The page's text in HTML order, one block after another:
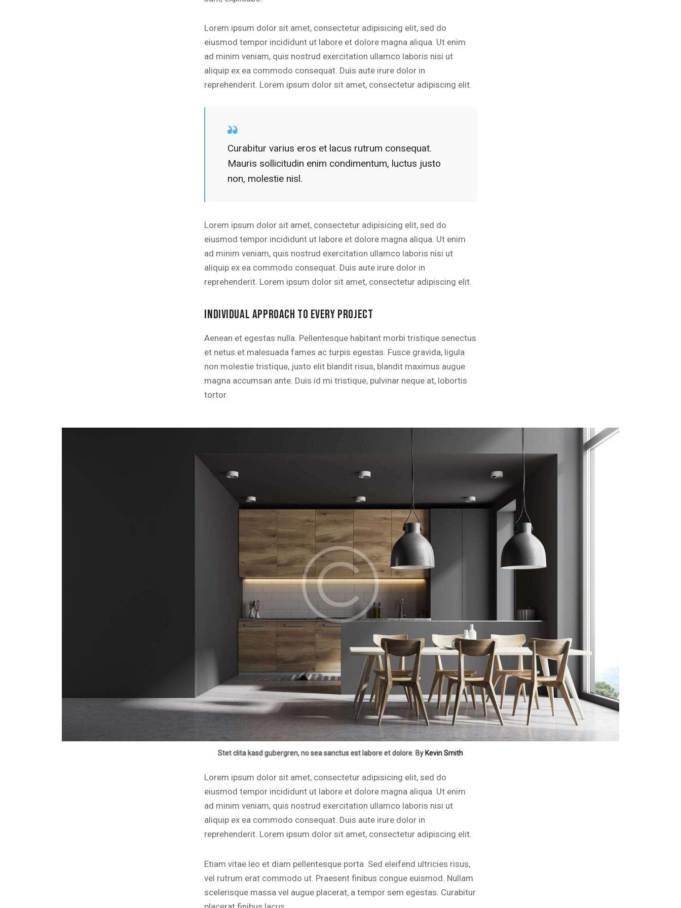
Lorem ipsum dolor sit amet, consectetur adipisicing elit, sed do
eiusmod tempor incididunt ut labore et dolore magna aliqua. Ut enim
ad minim veniam, quis nostrud exercitation ullamco laboris nisi ut
aliquip ex ea commodo consequat. Duis aute irure dolor in
reprehenderit. Lorem ipsum dolor sit amet, consectetur adipiscing elit.
Curabitur varius eros et lacus rutrum consequat.
Mauris sollicitudin enim condimentum, luctus justo
non, molestie nisl.
Lorem ipsum dolor sit amet, consectetur adipisicing elit, sed do
eiusmod tempor incididunt ut labore et dolore magna aliqua. Ut enim
ad minim veniam, quis nostrud exercitation ullamco laboris nisi ut
aliquip ex ea commodo consequat. Duis aute irure dolor in
reprehenderit. Lorem ipsum dolor sit amet, consectetur adipiscing elit.
INDIVIDUAL APPROACH TO EVERY PROJECT
Aenean et egestas nulla. Pellentesque habitant morbi tristique senectus
et netus et malesuada fames ac turpis egestas. Fusce gravida, ligula
non molestie tristique, justo elit blandit risus, blandit maximus augue
magna accumsan ante. Duis id mi tristique, pulvinar neque at, lobortis
tortor.
Stet clita kasd gubergren, no sea sanctus est labore et dolore. By Kevin Smith
Lorem ipsum dolor sit amet, consectetur adipisicing elit, sed do
eiusmod tempor incididunt ut labore et dolore magna aliqua. Ut enim
ad minim veniam, quis nostrud exercitation ullamco laboris nisi ut
aliquip ex ea commodo consequat. Duis aute irure dolor in
reprehenderit. Lorem ipsum dolor sit amet, consectetur adipiscing elit.
Etiam vitae leo et diam pellentesque porta. Sed eleifend ultricies risus,
vel rutrum erat commodo ut. Praesent finibus congue euismod. Nullam
scelerisque massa vel augue placerat, a tempor sem egestas. Curabitur